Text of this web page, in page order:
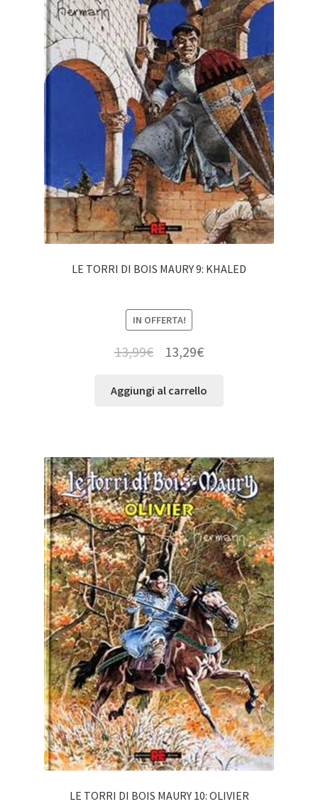
LE TORRI DI BOIS MAURY 9: KHALED
IN OFFERTA!
13,99€ 13,29€
Aggiungi al carrello
LE TORRI DI BOIS MAURY 10: OLIVIER